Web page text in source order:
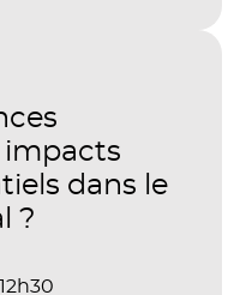
démontrer
la
des
impacts
dans le
?